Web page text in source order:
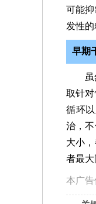
可能
发性
早期
取针
循环
治，
大小
者最大
本广